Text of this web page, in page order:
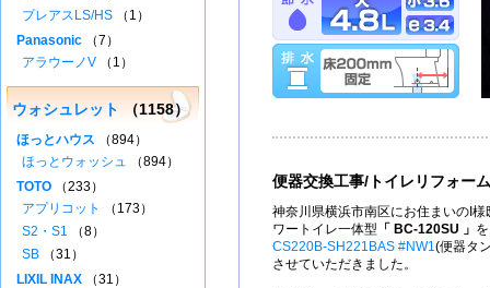
便器交換工事/トイレリフォーム
神奈川県横浜市南区にお住まいのI
ワートイレ一体型 「 BC-120SU 」
CS220B-SH221BAS #NW1(便器タ
させていただきました。
プレアスLS/HS （1）
Panasonic （7）
アラウーノV （1）
ウォシュレット （1158）
ほっとハウス （894）
ほっとウォッシュ （894）
TOTO （233）
アプリコット
（173）
S2・S1 （8）
SB （31）
LIXIL INAX （31）